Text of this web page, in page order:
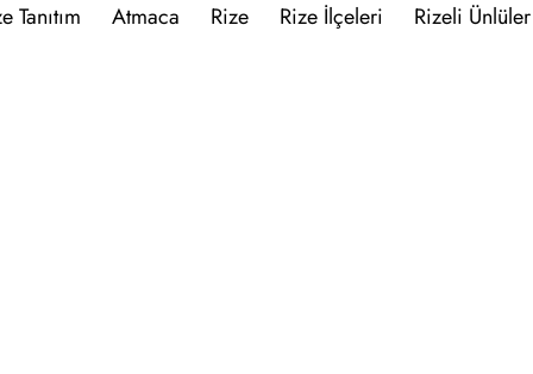
Tanıtım Atmaca Rize Rize İlçeleri Rizeli Ünlüler